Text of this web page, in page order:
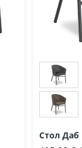
Стол Даб